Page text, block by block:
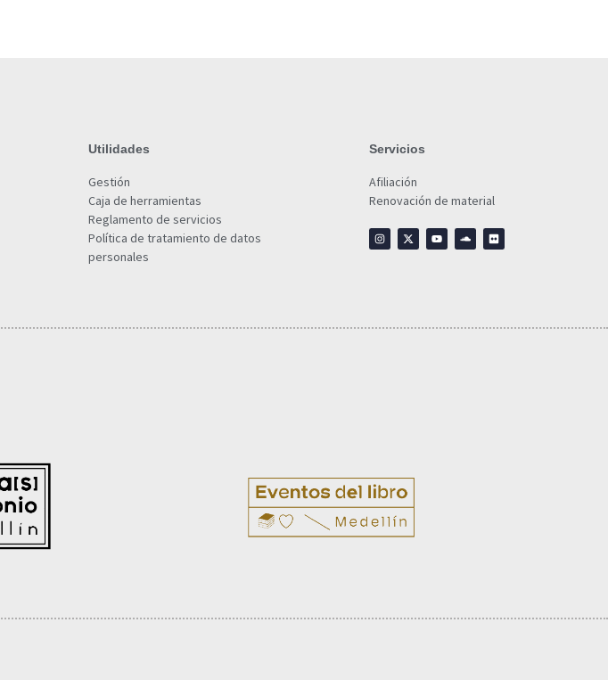
Utilidades
Gestión
Caja de herramientas
Reglamento de servicios
Política de tratamiento de datos
personales
Servicios
Afiliación
Renovación de material